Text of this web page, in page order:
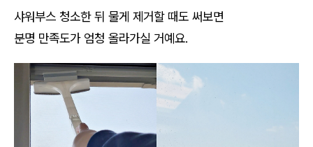
샤워부스 청소한 뒤 물게 제거할 때도 써보면
분명 만족도가 엄청 올라가실 거예요.